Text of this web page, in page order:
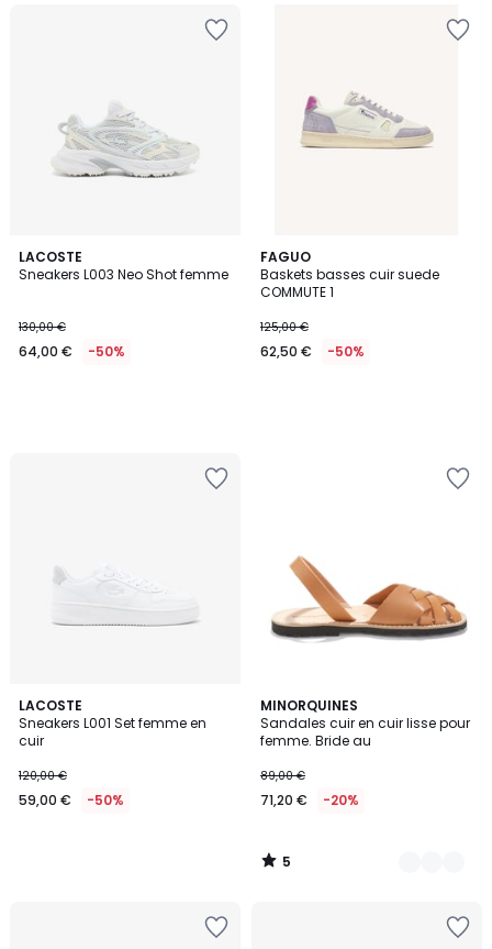
LACOSTE
Sneakers L003 Neo Shot femme
130,00 €
64,00 € -50%
FAGUO
Baskets basses cuir suede
COMMUTE 1
125,00 €
62,50 € -50%
LACOSTE
Sneakers L001 Set femme en
cuir
120,00 €
59,00 € -50%
MINORQUINES
Sandales cuir en cuir lisse pour
femme. Bride au
89,00 €
71,20 € -20%
5
/
5
2
Couleurs
5
/